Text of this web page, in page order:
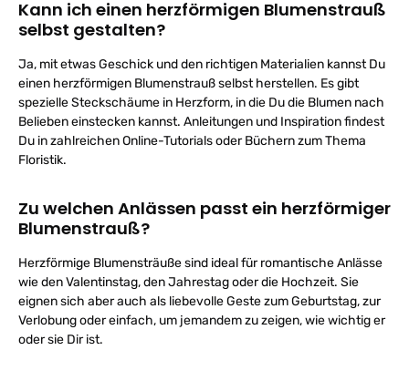
Kann ich einen herzförmigen Blumenstrauß
selbst gestalten?
Ja, mit etwas Geschick und den richtigen Materialien kannst Du
einen herzförmigen Blumenstrauß selbst herstellen. Es gibt
spezielle Steckschäume in Herzform, in die Du die Blumen nach
Belieben einstecken kannst. Anleitungen und Inspiration findest
Du in zahlreichen Online-Tutorials oder Büchern zum Thema
Floristik.
Zu welchen Anlässen passt ein herzförmiger
Blumenstrauß?
Herzförmige Blumensträuße sind ideal für romantische Anlässe
wie den Valentinstag, den Jahrestag oder die Hochzeit. Sie
eignen sich aber auch als liebevolle Geste zum Geburtstag, zur
Verlobung oder einfach, um jemandem zu zeigen, wie wichtig er
oder sie Dir ist.